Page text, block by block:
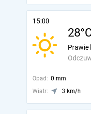
15:00
Prawie
Opad: 0 mm
Wiatr:
3 km/h